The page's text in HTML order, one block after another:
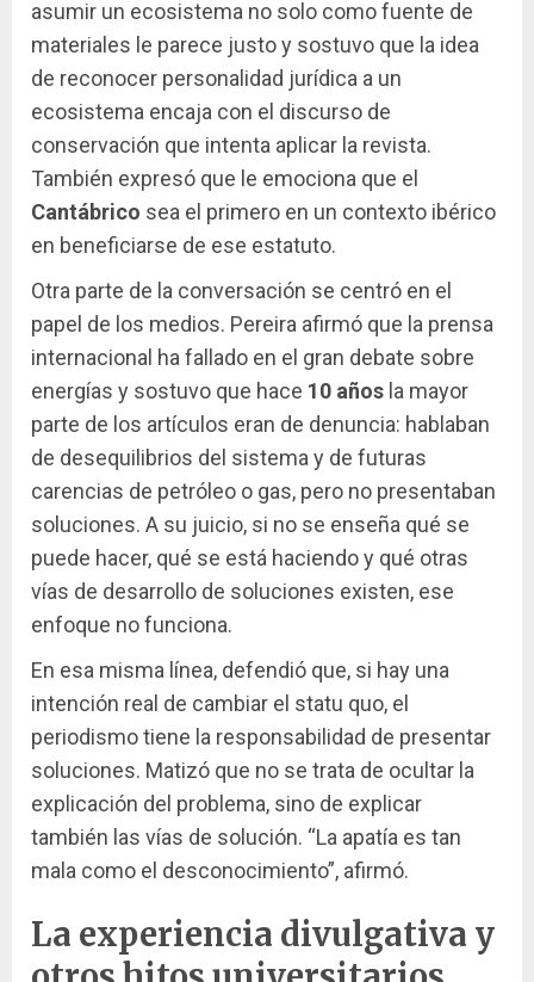
asumir un ecosistema no solo como fuente de
materiales le parece justo y sostuvo que la idea
de reconocer personalidad jurídica a un
ecosistema encaja con el discurso de
conservación que intenta aplicar la revista.
También expresó que le emociona que el
Cantábrico sea el primero en un contexto ibérico
en beneficiarse de ese estatuto.
Otra parte de la conversación se centró en el
papel de los medios. Pereira afirmó que la prensa
internacional ha fallado en el gran debate sobre
energías y sostuvo que hace 10 años la mayor
parte de los artículos eran de denuncia: hablaban
de desequilibrios del sistema y de futuras
carencias de petróleo o gas, pero no presentaban
soluciones. A su juicio, si no se enseña qué se
puede hacer, qué se está haciendo y qué otras
vías de desarrollo de soluciones existen, ese
enfoque no funciona.
En esa misma línea, defendió que, si hay una
intención real de cambiar el statu quo, el
periodismo tiene la responsabilidad de presentar
soluciones. Matizó que no se trata de ocultar la
explicación del problema, sino de explicar
también las vías de solución. “La apatía es tan
mala como el desconocimiento”, afirmó.
La experiencia divulgativa y